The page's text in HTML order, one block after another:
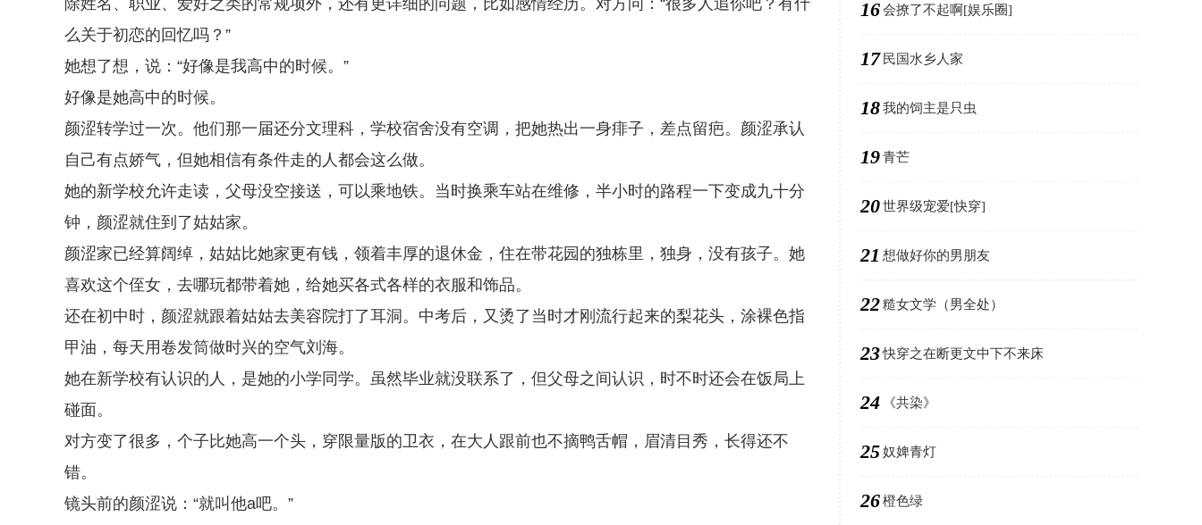
除姓名、职业、爱好之类的常规项外，还有更详细的问题，比如感情经历。对方问：“很多人追你吧？有什
么关于初恋的回忆吗？”
她想了想，说：“好像是我高中的时候。”
好像是她高中的时候。
颜涩转学过一次。他们那一届还分文理科，学校宿舍没有空调，把她热出一身痱子，差点留疤。颜涩承认
自己有点娇气，但她相信有条件走的人都会这么做。
她的新学校允许走读，父母没空接送，可以乘地铁。当时换乘车站在维修，半小时的路程一下变成九十分
钟，颜涩就住到了姑姑家。
颜涩家已经算阔绰，姑姑比她家更有钱，领着丰厚的退休金，住在带花园的独栋里，独身，没有孩子。她
喜欢这个侄女，去哪玩都带着她，给她买各式各样的衣服和饰品。
还在初中时，颜涩就跟着姑姑去美容院打了耳洞。中考后，又烫了当时才刚流行起来的梨花头，涂裸色指
甲油，每天用卷发筒做时兴的空气刘海。
她在新学校有认识的人，是她的小学同学。虽然毕业就没联系了，但父母之间认识，时不时还会在饭局上
碰面。
对方变了很多，个子比她高一个头，穿限量版的卫衣，在大人跟前也不摘鸭舌帽，眉清目秀，长得还不
错。
镜头前的颜涩说：“就叫他a吧。”
16会撩了不起啊[娱乐圈]
17 民国水乡人家
18我的饲主是只虫
19青芒
20世界级宠爱[快穿]
21 想做好你的男朋友
22糙女文学（男全处）
23快穿之在断更文中下不来床
24 《共染》
25奴婢青灯
26橙色绿